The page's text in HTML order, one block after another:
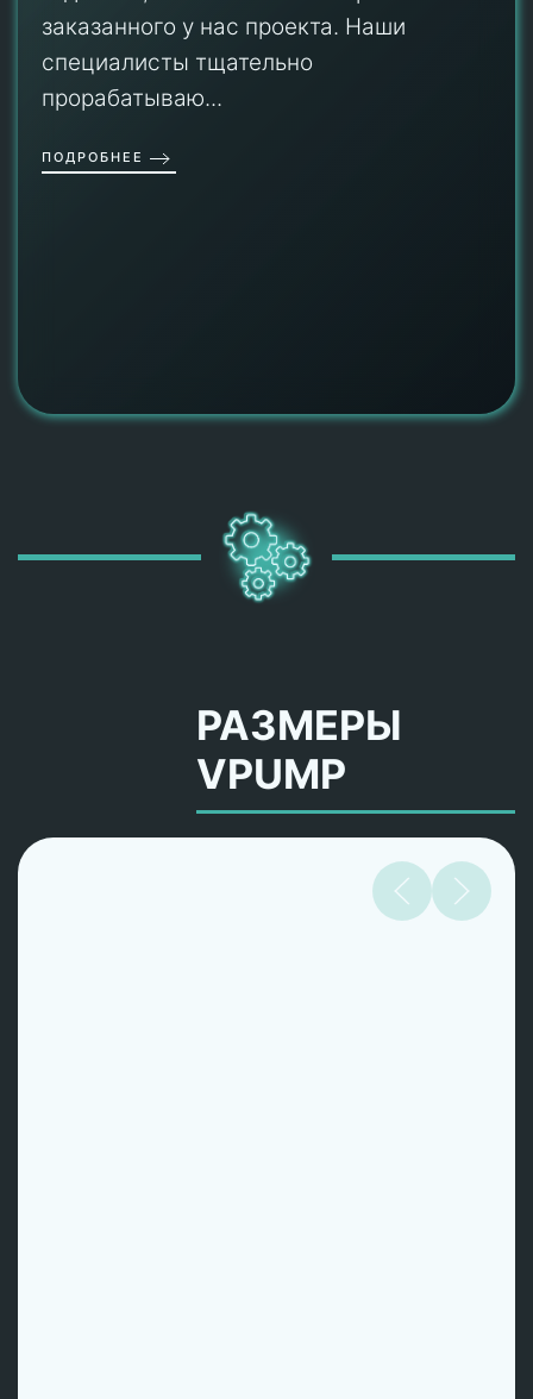
заказанного у нас проекта. Наши
специалисты тщательно
прорабатываю...
ПОДРОБНЕЕ
РАЗМЕРЫ
VPUMP